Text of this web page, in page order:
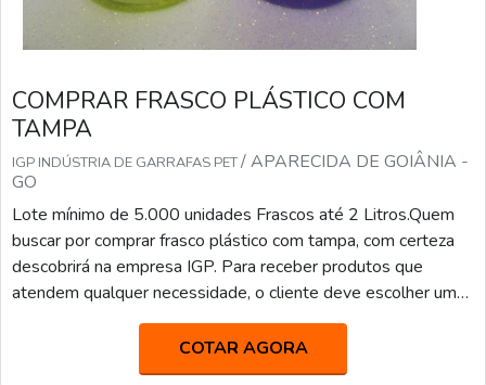
COMPRAR FRASCO PLÁSTICO COM
TAMPA
IGP INDÚSTRIA DE GARRAFAS PET/ APARECIDA DE GOIÂNIA -
GO
Lote mínimo de 5.000 unidades Frascos até 2 Litros.Quem
buscar por comprar frasco plástico com tampa, com certeza
descobrirá na empresa IGP. Para receber produtos que
atendem qualquer necessidade, o cliente deve escolher uma
organização que se destaque por um bom suporte pré-venda
e tenha ampla experiência no ramo. Quando a temática é
comprar frasco plástico com tampa, com os profissionais da
COTAR AGORA